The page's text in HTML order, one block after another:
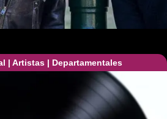
| Artistas | Departamentales